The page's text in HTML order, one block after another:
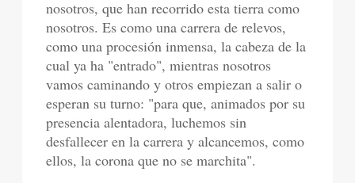
nosotros, que han recorrido esta tierra como
nosotros. Es como una carrera de relevos,
como una procesión inmensa, la cabeza de la
cual ya ha "entrado", mientras nosotros
vamos caminando y otros empiezan a salir o
esperan su turno: "para que, animados por su
presencia alentadora, luchemos sin
desfallecer en la carrera y alcancemos, como
ellos, la corona que no se marchita".